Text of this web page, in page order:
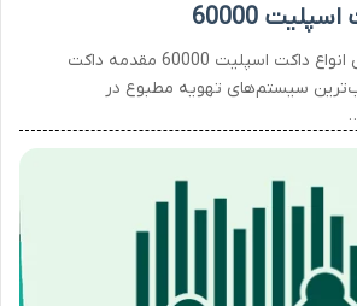
60000
آشنایی با مشخصات فنی انواع داکت اسپلیت 60000 مقدمه داکت
سیستم‌های تهویه مطبوع در